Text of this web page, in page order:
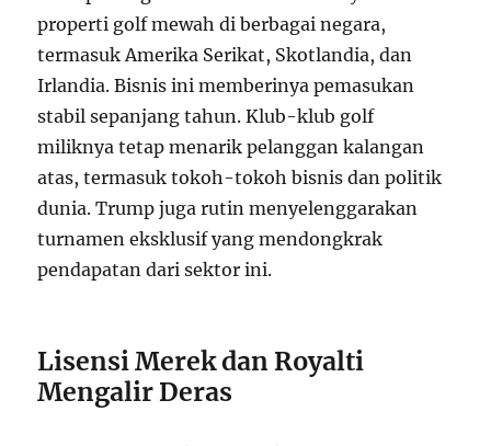
properti golf mewah di berbagai negara,
termasuk Amerika Serikat, Skotlandia, dan
Irlandia. Bisnis ini memberinya pemasukan
stabil sepanjang tahun. Klub-klub golf
miliknya tetap menarik pelanggan kalangan
atas, termasuk tokoh-tokoh bisnis dan politik
dunia. Trump juga rutin menyelenggarakan
turnamen eksklusif yang mendongkrak
pendapatan dari sektor ini.
Lisensi Merek dan Royalti
Mengalir Deras